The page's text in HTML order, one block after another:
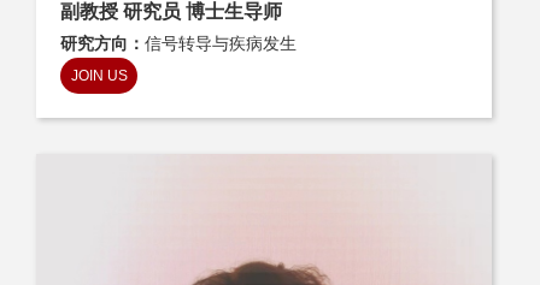
副教授 研究员 博士生导师
研究方向： 信号转导与疾病发生
JOIN US